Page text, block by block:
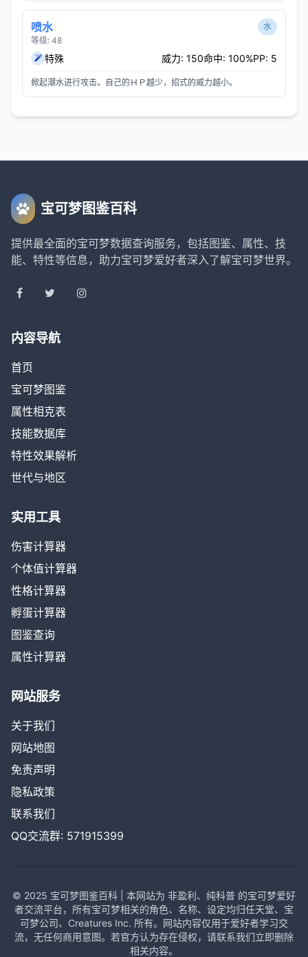
喷水
等级: 48
水
特殊 威力: 150命中: 100%PP: 5
掀起潮水进行攻击。自己的ＨＰ越少，招式的威力越小。
宝可梦图鉴百科
提供最全面的宝可梦数据查询服务，包括图鉴、属性、技
能、特性等信息，助力宝可梦爱好者深入了解宝可梦世界。
内容导航
首页
宝可梦图鉴
属性相克表
技能数据库
特性效果解析
世代与地区
实用工具
伤害计算器
个体值计算器
性格计算器
孵蛋计算器
图鉴查询
属性计算器
网站服务
关于我们
网站地图
免责声明
隐私政策
联系我们
QQ交流群: 571915399
© 2025 宝可梦图鉴百科 | 本网站为 非盈利、纯科普 的宝可梦爱好
者交流平台，所有宝可梦相关的角色、名称、设定均归任天堂、宝
可梦公司、Creatures Inc. 所有。网站内容仅用于爱好者学习交
流，无任何商用意图。若官方认为存在侵权，请联系我们立即删除
相关内容。